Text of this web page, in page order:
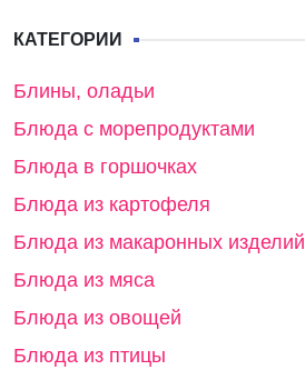
КАТЕГОРИИ
Блины, оладьи
Блюда с морепродуктами
Блюда в горшочках
Блюда из картофеля
Блюда из макаронных изделий
Блюда из мяса
Блюда из овощей
Блюда из птицы